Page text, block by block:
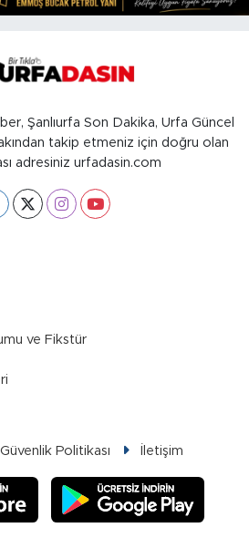
Şanlıurfa Son Dakika, Urfa Güncel
takip etmeniz için doğru olan
adresiniz urfadasin.com
ve Fikstür
Politikası İletişim